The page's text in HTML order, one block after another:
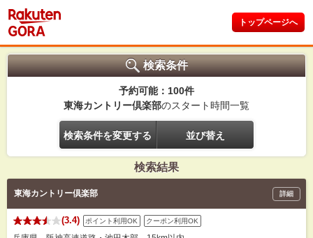
トップページへ
検索条件
予約可能：100件
東海カントリー倶楽部のスタート時間一覧
検索条件を変更する 並び替え
検索結果
東海カントリー倶楽部 詳細
(3.4) ポイント利用OK クーポン利用OK